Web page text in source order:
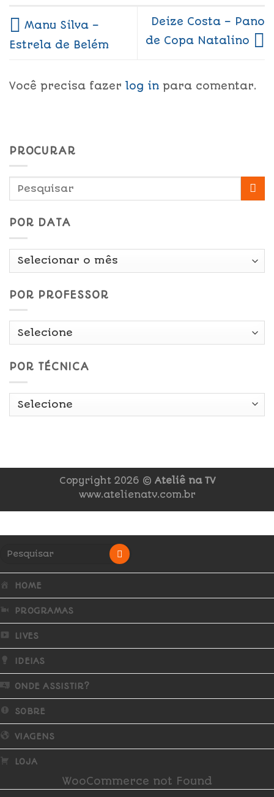
Manu Silva –
Estrela de Belém
Deize Costa – Pano
de Copa Natalino
Você precisa fazer log in para comentar.
PROCURAR
POR DATA
Por
POR PROFESSOR
POR TÉCNICA
Copyright 2026 © Ateliê na TV
www.atelienatv.com.br
HOME
PROGRAMAS
LIVES
IDEIAS
ONDE ASSISTIR?
SOBRE
VIAGENS
LOJA
WooCommerce not Found